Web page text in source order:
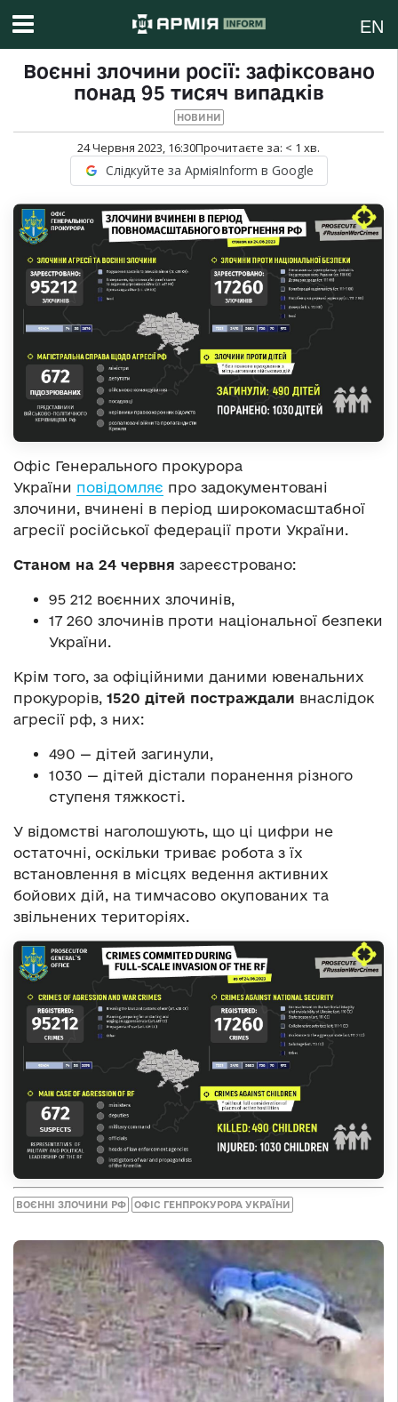
EN
Воєнні злочини росії: зафіксовано
понад 95 тисяч випадків
НОВИНИ
24 Червня 2023, 16:30Прочитаєте за: < 1 хв.
Слідкуйте за АрміяInform в Google
Офіс Генерального прокурора
України повідомляє про задокументовані
злочини, вчинені в період широкомасштабної
агресії російської федерації проти України.
Станом на 24 червня зареєстровано:
95 212 воєнних злочинів,
17 260 злочинів проти національної безпеки
України.
Крім того, за офіційними даними ювенальних
прокурорів, 1520 дітей постраждали внаслідок
агресії рф, з них:
490 — дітей загинули,
1030 — дітей дістали поранення різного
ступеня тяжкості.
У відомстві наголошують, що ці цифри не
остаточні, оскільки триває робота з їх
встановлення в місцях ведення активних
бойових дій, на тимчасово окупованих та
звільнених територіях.
ВОЄННІ ЗЛОЧИНИ РФ ОФІС ГЕНПРОКУРОРА УКРАЇНИ